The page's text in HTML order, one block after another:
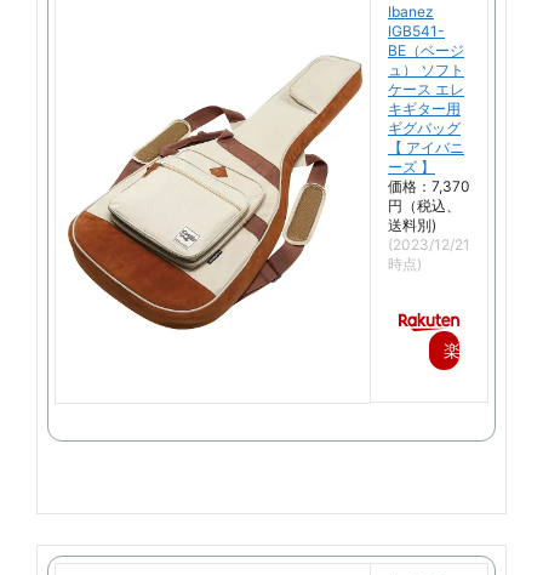
Ibanez
IGB541-
BE（ベージ
ュ） ソフト
ケース エレ
キギター用
ギグバッグ
【 アイバニ
ーズ 】
価格：7,370
円（税込、
送料別)
(2023/12/21
時点)
楽